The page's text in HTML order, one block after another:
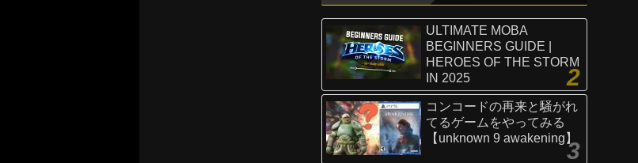
ULTIMATE MOBA
BEGINNERS GUIDE |
HEROES OF THE STORM
IN 2025
コンコードの再来と騒がれ
てるゲームをやってみる
【unknown 9 awakening】